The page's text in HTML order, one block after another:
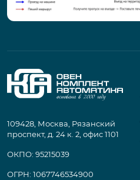
109428, Москва, Рязанский
проспект, д. 24 к. 2, офис 1101
ОКПО: 95215039
ОГРН: 1067746534900